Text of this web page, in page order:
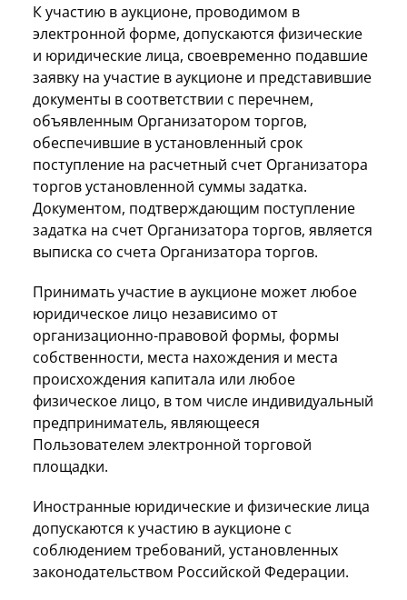
К участию в аукционе, проводимом в
электронной форме, допускаются физические
и юридические лица, своевременно подавшие
заявку на участие в аукционе и представившие
документы в соответствии с перечнем,
объявленным Организатором торгов,
обеспечившие в установленный срок
поступление на расчетный счет Организатора
торгов установленной суммы задатка.
Документом, подтверждающим поступление
задатка на счет Организатора торгов, является
выписка со счета Организатора торгов.
Принимать участие в аукционе может любое
юридическое лицо независимо от
организационно-правовой формы, формы
собственности, места нахождения и места
происхождения капитала или любое
физическое лицо, в том числе индивидуальный
предприниматель, являющееся
Пользователем электронной торговой
площадки.
Иностранные юридические и физические лица
допускаются к участию в аукционе с
соблюдением требований, установленных
законодательством Российской Федерации.